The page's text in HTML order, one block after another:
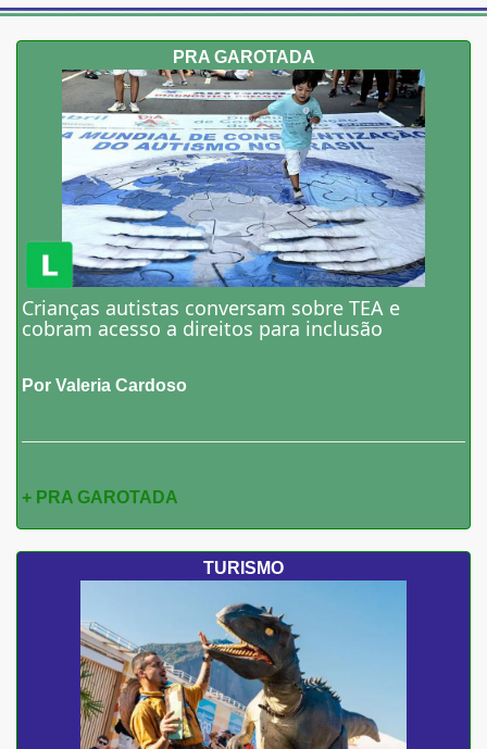
PRA GAROTADA
Crianças autistas conversam sobre TEA e
cobram acesso a direitos para inclusão
Por Valeria Cardoso
+ PRA GAROTADA
TURISMO